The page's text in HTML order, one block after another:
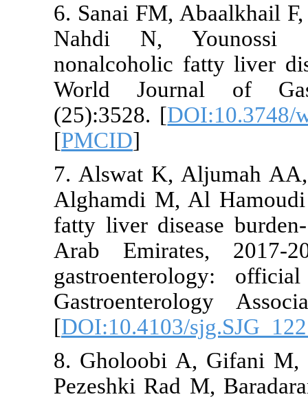
6. Sanai
Nahdi N,
World
(25):3528. [
7. Alswat K,
Alghamdi
fatty liver
Arab
[
8. Gholoobi
Pezeshki